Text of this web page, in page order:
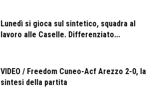
Lunedì si gioca sul sintetico, squadra al
lavoro alle Caselle. Differenziato...
VIDEO / Freedom Cuneo-Acf Arezzo 2-0, la
sintesi della partita